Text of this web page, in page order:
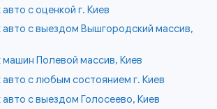
с оценкой г. Киев
авто с выездом Вышгородский массив,
машин Полевой массив, Киев
авто с любым состоянием г. Киев
авто с выездом Голосеево, Киев